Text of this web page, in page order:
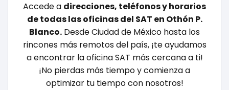
Accede a direcciones, teléfonos y horarios
de todas las oficinas del SAT en Othón P.
Blanco. Desde Ciudad de México hasta los
rincones más remotos del país, ¡te ayudamos
a encontrar la oficina SAT más cercana a ti!
¡No pierdas más tiempo y comienza a
optimizar tu tiempo con nosotros!